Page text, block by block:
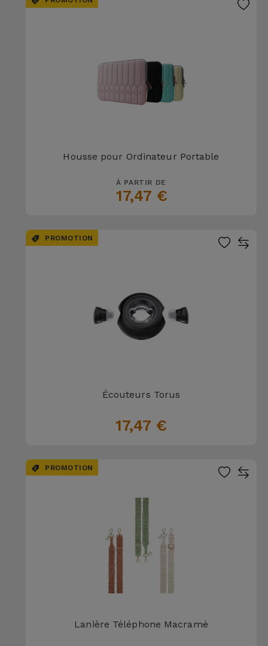
Housse pour Ordinateur Portable
À PARTIR DE
17,47 €
PROMOTION
Écouteurs Torus
17,47 €
PROMOTION
Lanière Téléphone Macramé